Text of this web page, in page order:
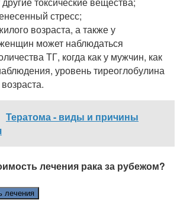
стресс;
возраста, а также у
может наблюдаться
ТГ, когда как у мужчин, как
уровень тиреоглобулина
Тератома - виды и причины
лечения рака за рубежом?
лечения